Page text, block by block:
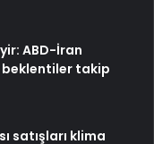
ABD-İran
takip
satışları klima